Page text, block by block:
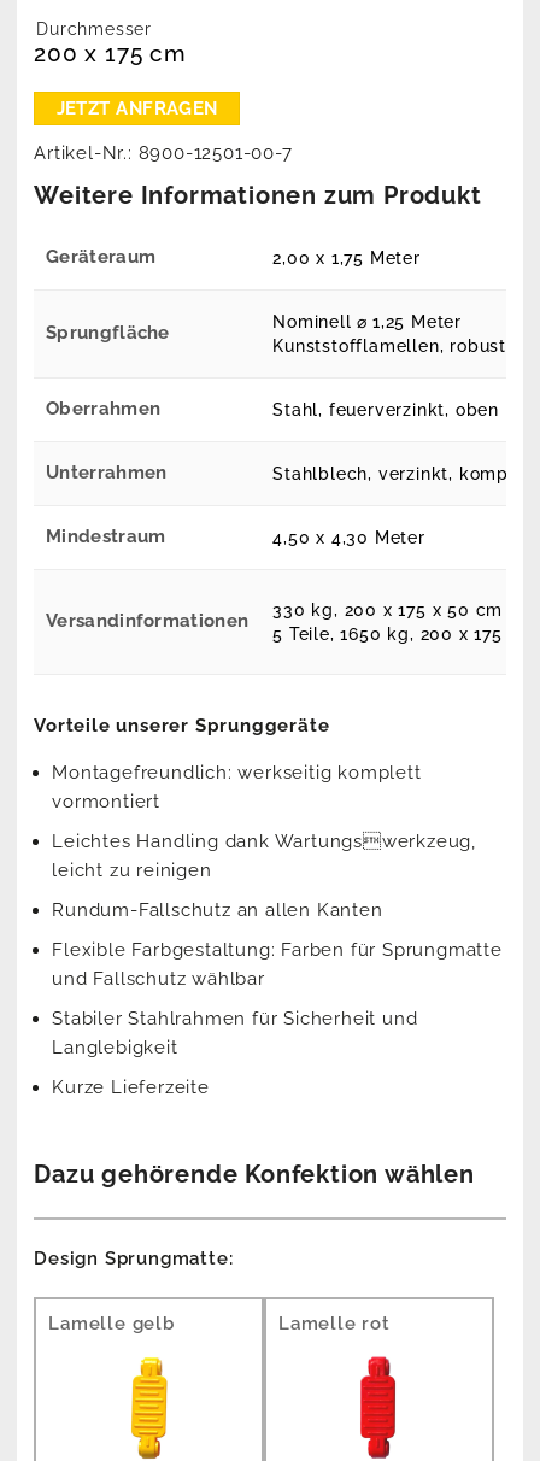
Durchmesser
200 x 175 cm
Artikel-Nr.: 8900-12501-00-7
Weitere Informationen zum Produkt
Geräteraum 2,00 x 1,75 Meter
Sprungfläche Nominell ⌀ 1,25 Meter
Kunststofflamellen, robust
Oberrahmen Stahl, feuerverzinkt, oben mit
Unterrahmen Stahlblech, verzinkt,
Mindestraum 4,50 x 4,30 Meter
Versandinformationen
330 kg, 200 x 175 x 50 cm
5 Teile, 1650 kg, 200 x 175 x
Vorteile unserer Sprunggeräte
Montagefreundlich: werkseitig komplett
vormontiert
Leichtes Handling dank Wartungswerkzeug,
leicht zu reinigen
Rundum-Fallschutz an allen Kanten
Flexible Farbgestaltung: Farben für Sprungmatte
und Fallschutz wählbar
Stabiler Stahlrahmen für Sicherheit und
Langlebigkeit
Kurze Lieferzeite
Dazu gehörende Konfektion wählen
Design Sprungmatte:
Lamelle gelb Lamelle rot